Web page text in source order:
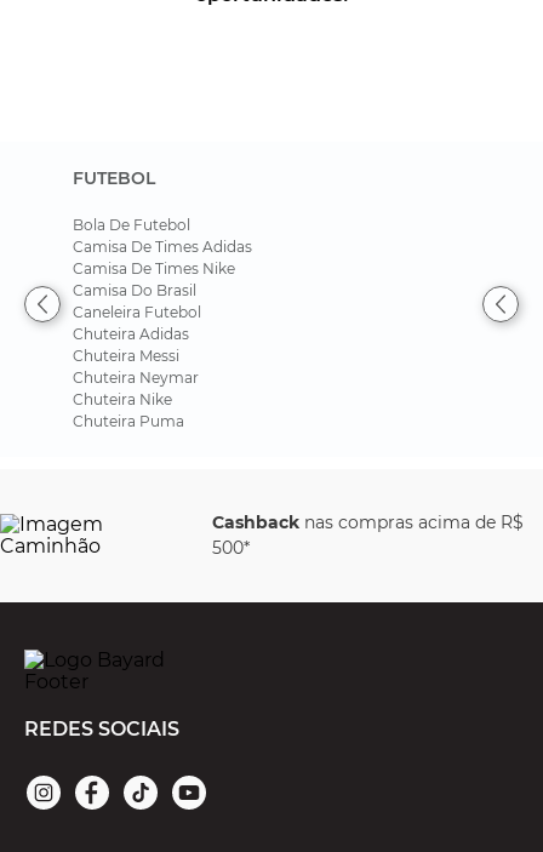
FUTEBOL
Bola De Futebol
Camisa De Times Adidas
Camisa De Times Nike
Camisa Do Brasil
Caneleira Futebol
Chuteira Adidas
Chuteira Messi
Chuteira Neymar
Chuteira Nike
Chuteira Puma
Cashbacknas compras acima de R$
500*
REDES SOCIAIS